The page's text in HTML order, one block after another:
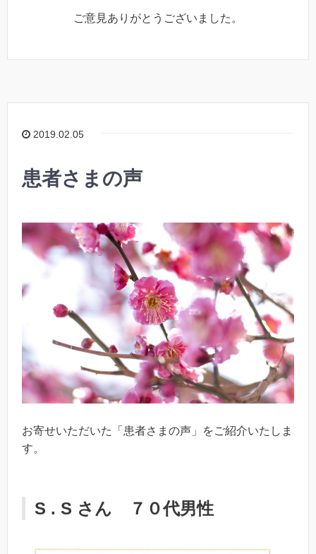
ご意見ありがとうございました。
2019.02.05
患者さまの声
お寄せいただいた「患者さまの声」をご紹介いたしま
す。
S . S さん ７０代男性